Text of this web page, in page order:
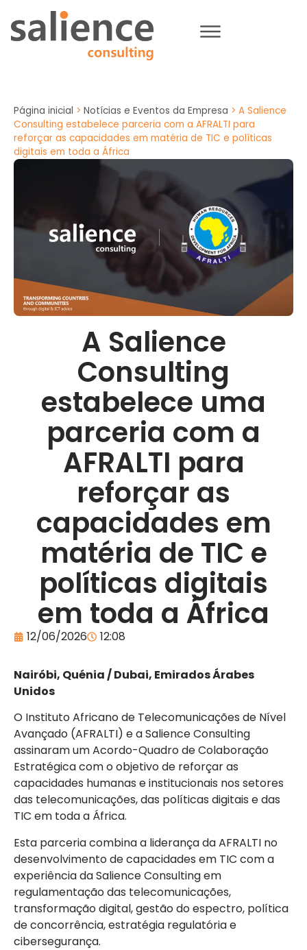
Página inicial > Notícias e Eventos da Empresa > A Salience
Consulting estabelece parceria com a AFRALTI para
reforçar as capacidades em matéria de TIC e políticas
digitais em toda a África
A Salience
Consulting
estabelece uma
parceria com a
AFRALTI para
reforçar as
capacidades em
matéria de TIC e
políticas digitais
em toda a África
12/06/2026 12:08
Nairóbi, Quénia / Dubai, Emirados Árabes
Unidos
O Instituto Africano de Telecomunicações de Nível
Avançado (AFRALTI) e a Salience Consulting
assinaram um Acordo-Quadro de Colaboração
Estratégica com o objetivo de reforçar as
capacidades humanas e institucionais nos setores
das telecomunicações, das políticas digitais e das
TIC em toda a África.
Esta parceria combina a liderança da AFRALTI no
desenvolvimento de capacidades em TIC com a
experiência da Salience Consulting em
regulamentação das telecomunicações,
transformação digital, gestão do espectro, política
de concorrência, estratégia regulatória e
cibersegurança.